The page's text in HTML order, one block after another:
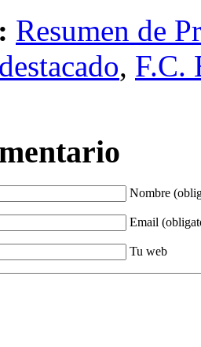
Resumen de
destacado, F.C.
Nombre
Email
Tu web